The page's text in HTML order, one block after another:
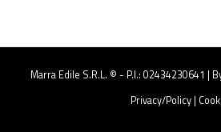
Marra Edile S.r.l. © - P.I.: 02434230641 |
Privacy/Policy |